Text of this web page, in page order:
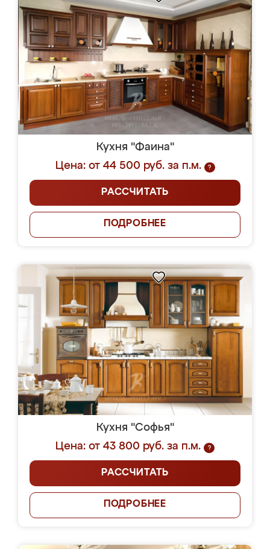
Кухня "Фаина"
Цена: от 44 500 руб. за п.м.
?
РАССЧИТАТЬ
ПОДРОБНЕЕ
Кухня "Софья"
Цена: от 43 800 руб. за п.м.
?
РАССЧИТАТЬ
ПОДРОБНЕЕ